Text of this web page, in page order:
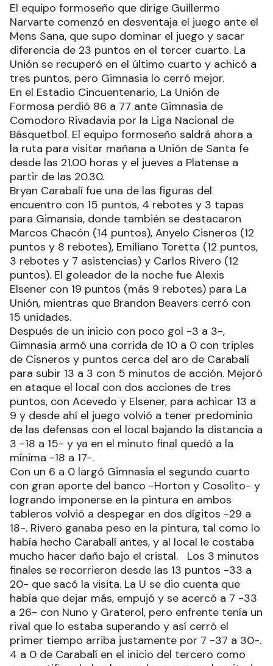
El equipo formoseño que dirige Guillermo
Narvarte comenzó en desventaja el juego ante el
Mens Sana, que supo dominar el juego y sacar
diferencia de 23 puntos en el tercer cuarto. La
Unión se recuperó en el último cuarto y achicó a
tres puntos, pero Gimnasia lo cerró mejor.
En el Estadio Cincuentenario, La Unión de
Formosa perdió 86 a 77 ante Gimnasia de
Comodoro Rivadavia por la Liga Nacional de
Básquetbol. El equipo formoseño saldrá ahora a
la ruta para visitar mañana a Unión de Santa fe
desde las 21.00 horas y el jueves a Platense a
partir de las 20.30.
Bryan Carabalí fue una de las figuras del
encuentro con 15 puntos, 4 rebotes y 3 tapas
para Gimansia, donde también se destacaron
Marcos Chacón (14 puntos), Anyelo Cisneros (12
puntos y 8 rebotes), Emiliano Toretta (12 puntos,
3 rebotes y 7 asistencias) y Carlos Rivero (12
puntos). El goleador de la noche fue Alexis
Elsener con 19 puntos (más 9 rebotes) para La
Unión, mientras que Brandon Beavers cerró con
15 unidades.
Después de un inicio con poco gol -3 a 3-,
Gimnasia armó una corrida de 10 a 0 con triples
de Cisneros y puntos cerca del aro de Carabalí
para subir 13 a 3 con 5 minutos de acción. Mejoró
en ataque el local con dos acciones de tres
puntos, con Acevedo y Elsener, para achicar 13 a
9 y desde ahí el juego volvió a tener predominio
de las defensas con el local bajando la distancia a
3 -18 a 15- y ya en el minuto final quedó a la
mínima -18 a 17-.
Con un 6 a 0 largó Gimnasia el segundo cuarto
con gran aporte del banco -Horton y Cosolito- y
logrando imponerse en la pintura en ambos
tableros volvió a despegar en dos dígitos -29 a
18-. Rivero ganaba peso en la pintura, tal como lo
había hecho Carabalí antes, y al local le costaba
mucho hacer daño bajo el cristal. Los 3 minutos
finales se recorrieron desde las 13 puntos -33 a
20- que sacó la visita. La U se dio cuenta que
había que dejar más, empujó y se acercó a 7 -33
a 26- con Nuno y Graterol, pero enfrente tenía un
rival que lo estaba superando y así cerró el
primer tiempo arriba justamente por 7 -37 a 30-.
4 a 0 de Carabalí en el inicio del tercero como